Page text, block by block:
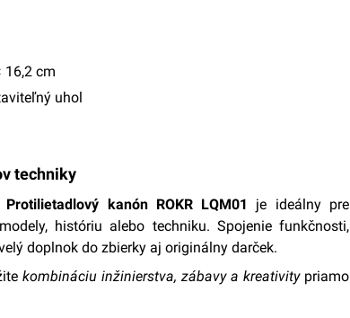
16,2 cm
uhol
techniky
kanón ROKR LQM01
je ideálny pre
históriu alebo techniku. Spojenie funkčnosti,
doplnok do zbierky aj originálny darček.
kombináciu inžinierstva, zábavy a kreativitypriamo